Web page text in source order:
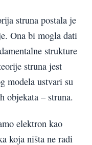
struna postala je
Ona bi mogla dati
strukture
struna jest
modela ustvari su
objekata – struna.
elektron kao
koja ništa ne radi